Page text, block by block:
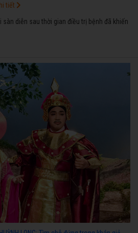
sàn diễn sau thời gian điều trị bệnh đã khiến
tiết